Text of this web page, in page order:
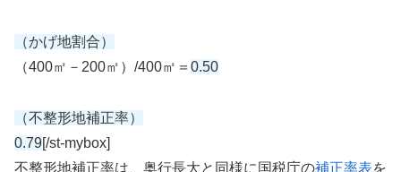
（かげ地割合）
（400㎡－200㎡）/400㎡＝ 0.50
（不整形地補正率）
0.79[/st-mybox]
不整形地補正率は、奥行長大と同様に国税庁の補正率表を